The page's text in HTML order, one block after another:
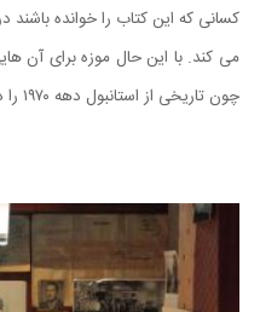
کسانی که این کتاب را خوانده باشند
می کند. با این حال موزه برای آن
چون تاریخی از استانبول دهه ۱۹۷۰ را در معرض دید علاقمندان قرار می دهد